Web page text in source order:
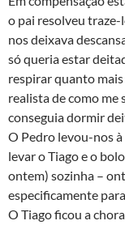
o pai resolveu traze-
nos deixava
só queria estar
respirar quanto
realista de como me
conseguia dormir
O Pedro levou-nos
levar o Tiago e o
ontem) sozinha –
especificamente
O Tiago ficou a